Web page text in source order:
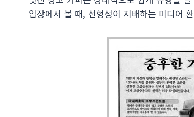
입장에서 볼 때, 선형성이 지배하는 미디어